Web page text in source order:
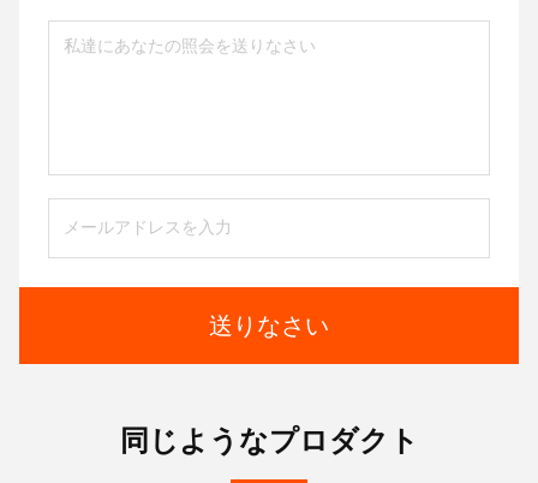
送りなさい
同じようなプロダクト